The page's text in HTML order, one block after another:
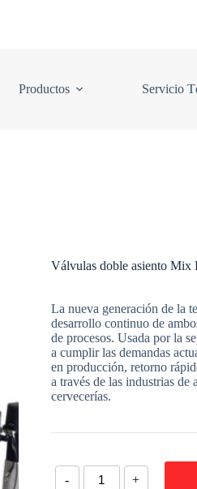
Productos Servicio
Válvulas doble asiento
La nueva generación de la
desarrollo continuo de
de procesos. Usada por la
a cumplir las demandas
en producción, retorno
a través de las industrias
cervecerías.
- +